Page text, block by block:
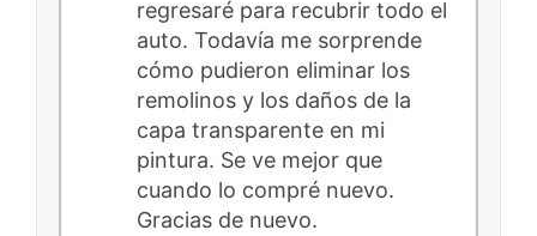
regresaré para recubrir todo el
auto. Todavía me sorprende
cómo pudieron eliminar los
remolinos y los daños de la
capa transparente en mi
pintura. Se ve mejor que
cuando lo compré nuevo.
Gracias de nuevo.